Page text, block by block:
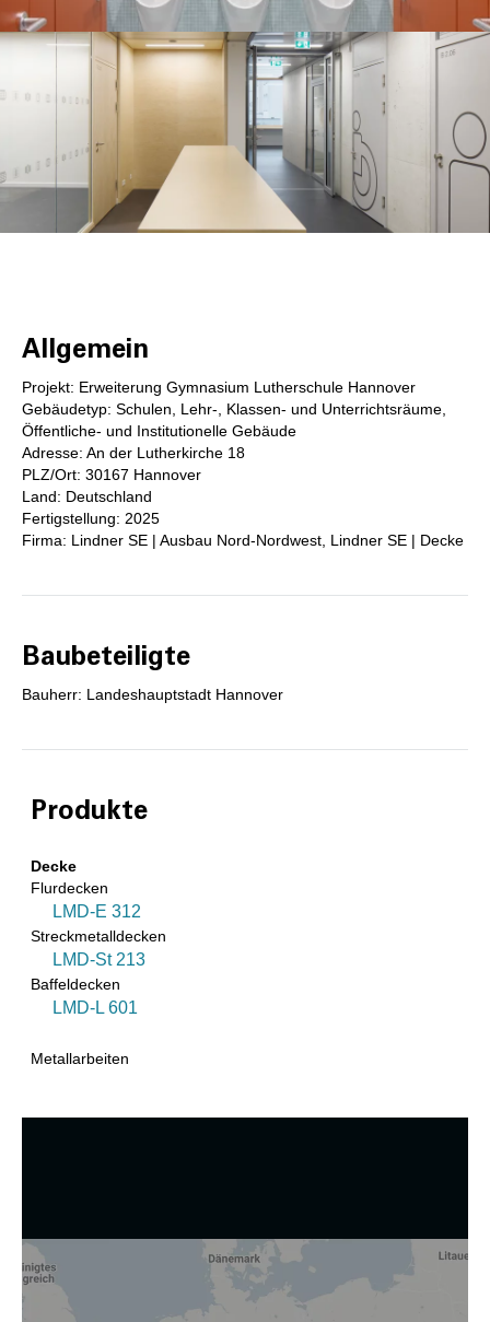
Allgemein
Projekt: Erweiterung Gymnasium Lutherschule Hannover
Gebäudetyp: Schulen, Lehr-, Klassen- und Unterrichtsräume,
Öffentliche- und Institutionelle Gebäude
Adresse: An der Lutherkirche 18
PLZ/Ort: 30167 Hannover
Land: Deutschland
Fertigstellung: 2025
Firma: Lindner SE | Ausbau Nord-Nordwest, Lindner SE | Decke
Baubeteiligte
Bauherr: Landeshauptstadt Hannover
Produkte
Decke
Flurdecken
LMD-E 312
Streckmetalldecken
LMD-St 213
Baffeldecken
LMD-L 601
Metallarbeiten
Wir nutzen Cookies und andere Technologien.